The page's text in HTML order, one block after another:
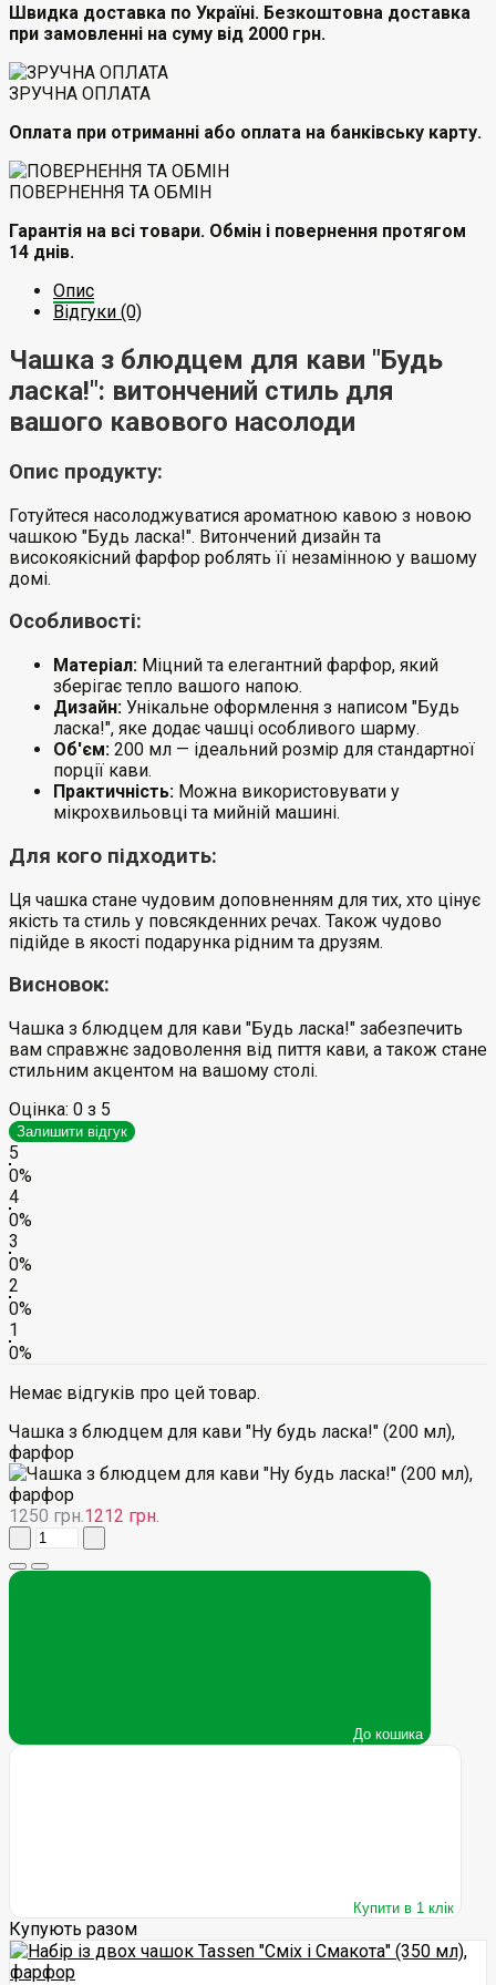
Швидка доставка по Україні. Безкоштовна доставка
при замовленні на суму від 2000 грн.
ЗРУЧНА ОПЛАТА
Оплата при отриманні або оплата на банківську карту.
ПОВЕРНЕННЯ ТА ОБМІН
Гарантія на всі товари. Обмін і повернення протягом
14 днів.
Опис
Відгуки (0)
Чашка з блюдцем для кави "Будь
ласка!": витончений стиль для
вашого кавового насолоди
Опис продукту:
Готуйтеся насолоджуватися ароматною кавою з новою
чашкою "Будь ласка!". Витончений дизайн та
високоякісний фарфор роблять її незамінною у вашому
домі.
Особливості:
Матеріал: Міцний та елегантний фарфор, який
зберігає тепло вашого напою.
Дизайн: Унікальне оформлення з написом "Будь
ласка!", яке додає чашці особливого шарму.
Об'єм: 200 мл — ідеальний розмір для стандартної
порції кави.
Практичність: Можна використовувати у
мікрохвильовці та мийній машині.
Для кого підходить:
Ця чашка стане чудовим доповненням для тих, хто цінує
якість та стиль у повсякденних речах. Також чудово
підійде в якості подарунка рідним та друзям.
Висновок:
Чашка з блюдцем для кави "Будь ласка!" забезпечить
вам справжнє задоволення від пиття кави, а також стане
стильним акцентом на вашому столі.
Оцінка: 0 з 5
Залишити відгук
5
0%
4
0%
3
0%
2
0%
1
0%
Немає відгуків про цей товар.
Чашка з блюдцем для кави "Ну будь ласка!" (200 мл),
фарфор
1250 грн.1212 грн.
До кошика
Купити в 1 клік
Купують разом